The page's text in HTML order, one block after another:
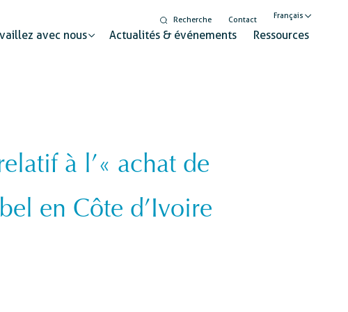
Recherche Contact Français
English
pour un changement durable
Digitalisation
Egalité de genre et
inclusion
avec nous Actualités & événements Ressources
à l’« achat de
en Côte d’Ivoire